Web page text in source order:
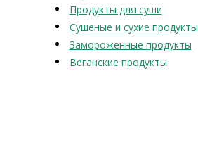
Продукты для суши
Сушеные и сухие продукты
Замороженные продукты
Веганские продукты